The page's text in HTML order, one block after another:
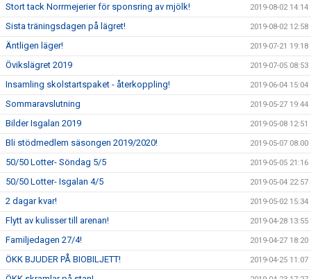
Stort tack Norrmejerier för sponsring av mjölk! 2019-08-02 14:14
Sista träningsdagen på lägret! 2019-08-02 12:58
Äntligen läger! 2019-07-21 19:18
Övikslägret 2019 2019-07-05 08:53
Insamling skolstartspaket - återkoppling! 2019-06-04 15:04
Sommaravslutning 2019-05-27 19:44
Bilder Isgalan 2019 2019-05-08 12:51
Bli stödmedlem säsongen 2019/2020! 2019-05-07 08:00
50/50 Lotter- Söndag 5/5 2019-05-05 21:16
50/50 Lotter- Isgalan 4/5 2019-05-04 22:57
2 dagar kvar! 2019-05-02 15:34
Flytt av kulisser till arenan! 2019-04-28 13:55
Familjedagen 27/4! 2019-04-27 18:20
ÖKK BJUDER PÅ BIOBILJETT! 2019-04-25 11:07